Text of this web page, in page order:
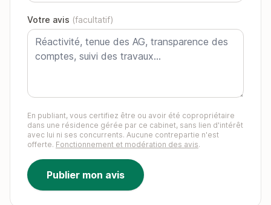
Votre avis (facultatif)
En publiant, vous certifiez être ou avoir été copropriétaire
dans une résidence gérée par ce cabinet, sans lien d'intérêt
avec lui ni ses concurrents. Aucune contrepartie n'est
offerte. Fonctionnement et modération des avis.
Publier mon avis